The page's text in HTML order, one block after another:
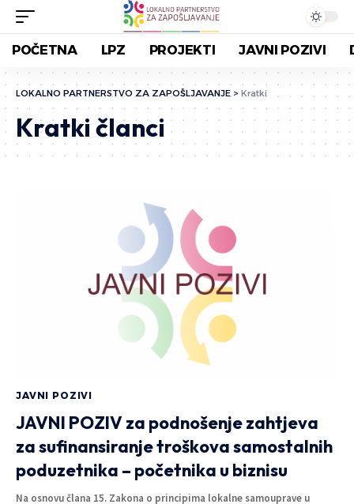
POČETNA LPZ PROJEKTI JAVNI POZIVI
LOKALNO PARTNERSTVO ZA ZAPOŠLJAVANJE> Kratki
Kratki članci
JAVNI POZIVI
JAVNI POZIV za podnošenje zahtjeva
za sufinansiranje troškova samostalnih
poduzetnika – početnika u biznisu
Na osnovu člana 15. Zakona o principima lokalne samouprave u